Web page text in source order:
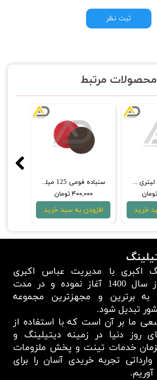
ثبت نظر
محصولات مرتبط
سنباده فومی 125 میلی‌متری سورین بو مدل P1500
۴۰۰,۰۰۰ تومان
افزودن به سبد خرید
پولیش زبر یك ليتری سورین‌ بو
خرید
اکبری با مدیریت عباس اکبری
فعالیت خود را از سال 1400 آغاز نموده و در مدت
به برترین و مجهزترین مجموعه
تبدیل شود.
ما بر آن است که با استفاده از
روز دنیا در زمینه دیتیلینگ و
خدمات تینت و پخش ملزومات
تجربه خریدی آسان را برای